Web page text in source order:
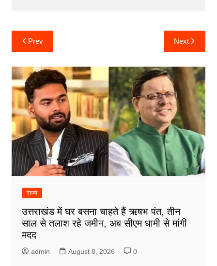
Post
navigation
Prev Next
राज्य
उत्तराखंड में घर बसना चाहते हैं ऋषभ पंत, तीन
साल से तलाश रहे जमीन, अब सीएम धामी से मांगी
मदद
admin August 8, 2026 0